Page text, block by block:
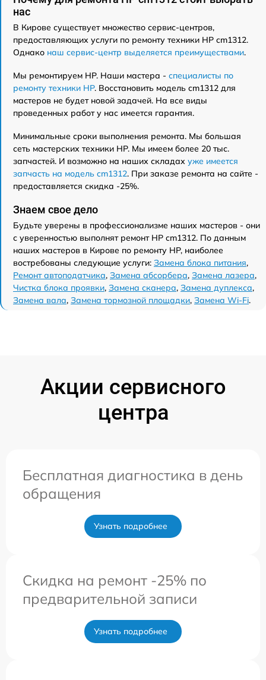
нас
В Кирове существует множество сервис-центров,
предоставляющих услуги по ремонту техники HP cm1312.
Однако наш сервис-центр выделяется преимуществами.
Мы ремонтируем HP. Наши мастера - специалисты по
ремонту техники HP. Восстановить модель cm1312 для
мастеров не будет новой задачей. На все виды
проведенных работ у нас имеется гарантия.
Минимальные сроки выполнения ремонта. Мы большая
сеть мастерских техники HP. Мы имеем более 20 тыс.
запчастей. И возможно на наших складах уже имеется
запчасть на модель cm1312. При заказе ремонта на сайте -
предоставляется скидка -25%.
Знаем свое дело
Будьте уверены в профессионализме наших мастеров - они
с уверенностью выполнят ремонт HP cm1312. По данным
наших мастеров в Кирове по ремонту HP, наиболее
востребованы следующие услуги: Замена блока питания,
Ремонт автоподатчика, Замена абсорбера, Замена лазера,
Чистка блока проявки, Замена сканера, Замена дуплекса,
Замена вала, Замена тормозной площадки, Замена Wi-Fi.
Акции сервисного
центра
Бесплатная диагностика в день
обращения
Узнать подробнее
Скидка на ремонт -25% по
предварительной записи
Узнать подробнее